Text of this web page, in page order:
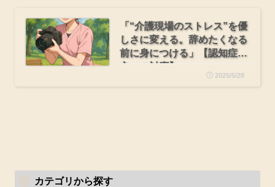
「“介護現場のストレス”を優
しさに変える。辞めたくなる
前に身につける」【認知症の
方への対応】
2025/5/28
カテゴリから探す